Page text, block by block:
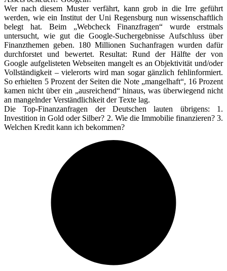
Wer nach diesem Muster verfährt, kann grob in die Irre geführt
werden, wie ein Institut der Uni Regensburg nun wissenschaftlich
belegt hat. Beim „Webcheck Finanzfragen“ wurde erstmals
untersucht, wie gut die Google-Suchergebnisse Aufschluss über
Finanzthemen geben. 180 Millionen Suchanfragen wurden dafür
durchforstet und bewertet. Resultat: Rund der Hälfte der von
Google aufgelisteten Webseiten mangelt es an Objektivität und/oder
Vollständigkeit – vielerorts wird man sogar gänzlich fehlinformiert.
So erhielten 5 Prozent der Seiten die Note „mangelhaft“, 16 Prozent
kamen nicht über ein „ausreichend“ hinaus, was überwiegend nicht
an mangelnder Verständlichkeit der Texte lag.
Die Top-Finanzanfragen der Deutschen lauten übrigens: 1.
Investition in Gold oder Silber? 2. Wie die Immobilie finanzieren? 3.
Welchen Kredit kann ich bekommen?